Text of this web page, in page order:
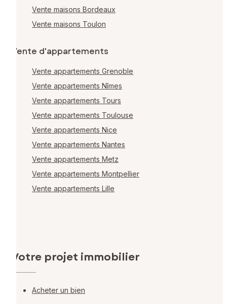
Vente maisons Bordeaux
Vente maisons Toulon
Vente d'appartements
Vente appartements Grenoble
Vente appartements Nîmes
Vente appartements Tours
Vente appartements Toulouse
Vente appartements Nice
Vente appartements Nantes
Vente appartements Metz
Vente appartements Montpellier
Vente appartements Lille
Votre projet immobilier
Acheter un bien